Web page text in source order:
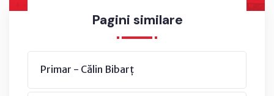
Pagini similare
Primar - Călin Bibarț